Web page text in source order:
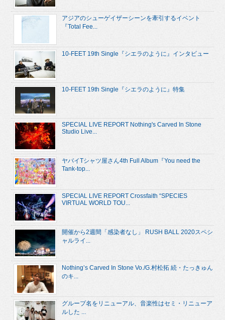
アジアのシューゲイザーシーンを牽引するイベント
『Total Fee...
10-FEET 19th Single『シエラのように』インタビュー
10-FEET 19th Single『シエラのように』特集
SPECIAL LIVE REPORT Nothing's Carved In Stone
Studio Live...
ヤバイTシャツ屋さん4th Full Album『You need the
Tank-top...
SPECIAL LIVE REPORT Crossfaith “SPECIES
VIRTUAL WORLD TOU...
開催から2週間「感染者なし」 RUSH BALL 2020スペシ
ャルライ...
Nothing’s Carved In Stone Vo./G.村松拓 続・たっきゅん
のキ...
グループ名をリニューアル、音楽性はセミ・リニューア
ルした ...